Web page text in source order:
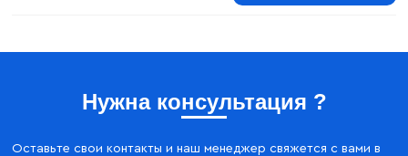
Нужна консультация ?
Оставьте свои контакты и наш менеджер свяжется с вами в